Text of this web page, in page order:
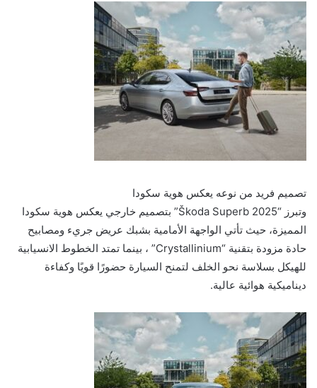
تصميم فريد من نوعه يعكس هوية سكودا
وتبرز “Škoda Superb 2025” بتصميم خارجي يعكس هوية سكودا
المميزة، حيث تأتي الواجهة الأمامية بشبك عريض جريء ومصابيح
حادة مزودة بتقنية “Crystallinium” ، بينما تمتد الخطوط الانسيابية
للهيكل بسلاسة نحو الخلف لتمنح السيارة حضورًا قويًا وكفاءة
ديناميكية هوائية عالية.